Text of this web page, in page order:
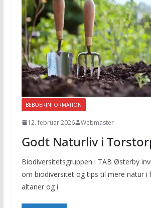
BEBOERINFORMATION
12. februar 2026 Webmaster
Godt Naturliv i
Biodiversitetsgruppen i TAB Østerby
om biodiversitet og tips til mere natur i
altaner og i